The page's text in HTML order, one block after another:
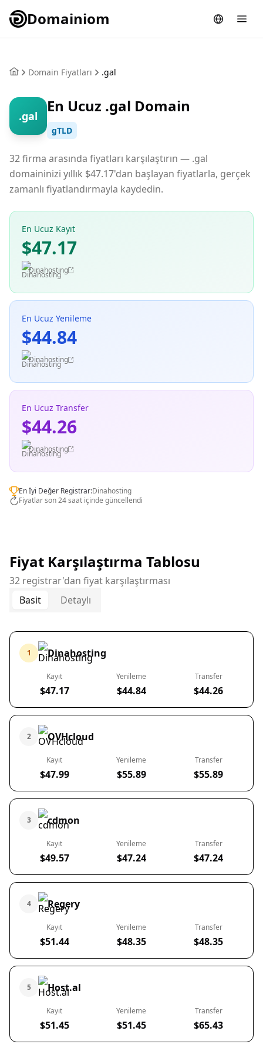
Domainiom
Domain Fiyatları .gal
.gal
En Ucuz .gal Domain
gTLD
32 firma arasında fiyatları karşılaştırın — .gal
domaininizi yıllık $47.17'dan başlayan fiyatlarla, gerçek
zamanlı fiyatlandırmayla kaydedin.
En Ucuz Kayıt
$47.17
Dinahosting
En Ucuz Yenileme
$44.84
Dinahosting
En Ucuz Transfer
$44.26
Dinahosting
En İyi Değer Registrar:Dinahosting
Fiyatlar son 24 saat içinde güncellendi
Fiyat Karşılaştırma Tablosu
32 registrar'dan fiyat karşılaştırması
Basit
Detaylı
1 Dinahosting
Kayıt
$47.17
Yenileme
$44.84
Transfer
$44.26
2 OVHcloud
Kayıt
$47.99
Yenileme
$55.89
Transfer
$55.89
3 cdmon
Kayıt
$49.57
Yenileme
$47.24
Transfer
$47.24
4 Regery
Kayıt
$51.44
Yenileme
$48.35
Transfer
$48.35
5 Host.al
Kayıt
$51.45
Yenileme
$51.45
Transfer
$65.43